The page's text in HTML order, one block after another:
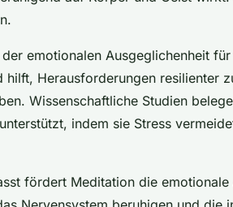
emotionalen Ausgeglichenheit
hilft, Herausforderungen resilienter
Wissenschaftliche Studien
indem sie Stress
fördert Meditation die